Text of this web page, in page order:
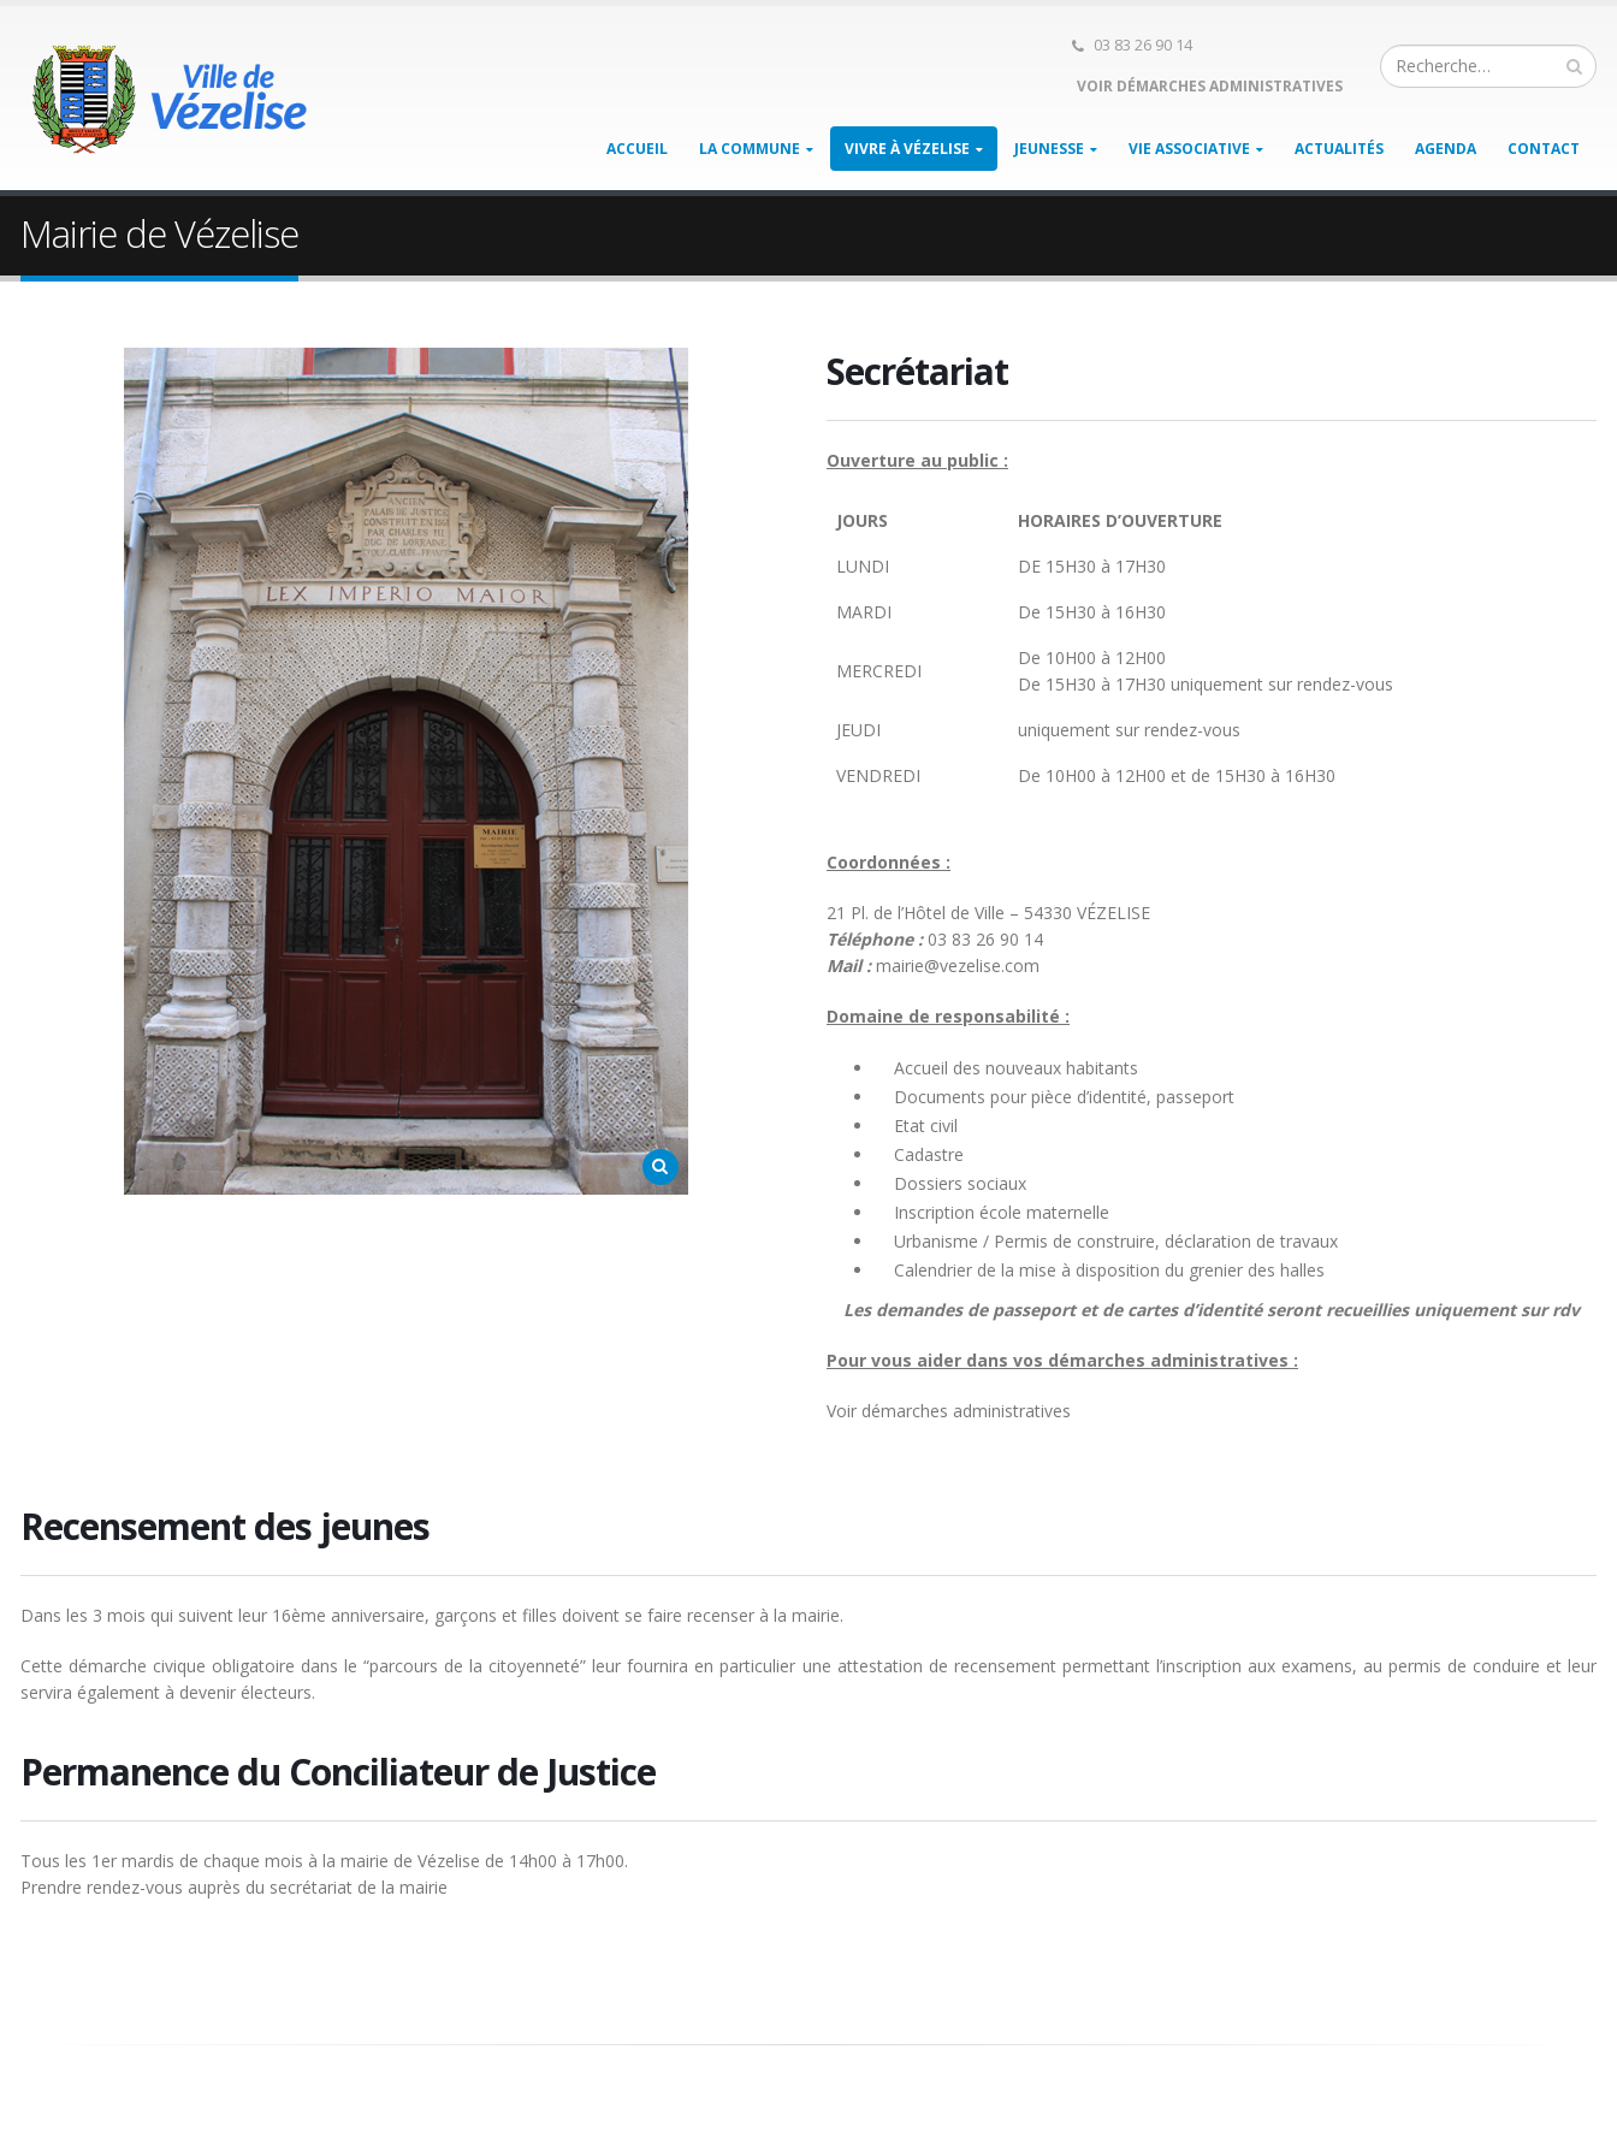
03 83 26 90 14
VOIR DÉMARCHES ADMINISTRATIVES
ACCUEIL LA COMMUNE VIVRE À VÉZELISE JEUNESSE VIE ASSOCIATIVE ACTUALITÉS AGENDA CONTACT
Mairie de Vézelise
Secrétariat
Ouverture au public :
JOURS
HORAIRES D’OUVERTURE
LUNDI
DE 15H30 à 17H30
MARDI
De 15H30 à 16H30
MERCREDI
De 10H00 à 12H00
De 15H30 à 17H30 uniquement sur rendez-vous
JEUDI
uniquement sur rendez-vous
VENDREDI
De 10H00 à 12H00 et de 15H30 à 16H30
Coordonnées :
21 Pl. de l’Hôtel de Ville – 54330 VÉZELISE
Téléphone :03 83 26 90 14
Mail : mairie@vezelise.com
Domaine de responsabilité :
Accueil des nouveaux habitants
Documents pour pièce d’identité, passeport
Etat civil
Cadastre
Dossiers sociaux
Inscription école maternelle
Urbanisme / Permis de construire, déclaration de travaux
Calendrier de la mise à disposition du grenier des halles
Les demandes de passeport et de cartes d’identité seront recueillies uniquement sur rdv
Pour vous aider dans vos démarches administratives :
Voir démarches administratives
Recensement des jeunes
Dans les 3 mois qui suivent leur 16ème anniversaire, garçons et filles doivent se faire recenser à la mairie.
Cette démarche civique obligatoire dans le “parcours de la citoyenneté” leur fournira en particulier une attestation de recensement permettant l’inscription aux examens, au permis de conduire et leur
servira également à devenir électeurs.
Permanence du Conciliateur de Justice
Tous les 1er mardis de chaque mois à la mairie de Vézelise de 14h00 à 17h00.
Prendre rendez-vous auprès du secrétariat de la mairie